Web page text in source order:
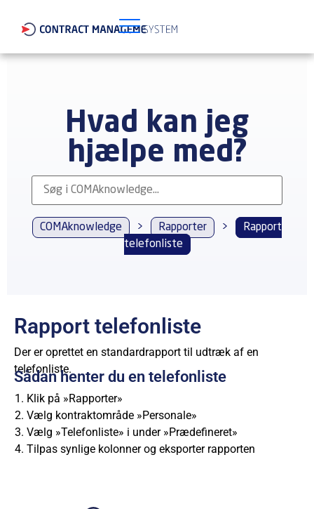
Hvad kan jeg
hjælpe med?
COMAknowledge > Rapporter >
Rapport
telefonliste
Rapport telefonliste
Der er oprettet en standardrapport til udtræk af en
telefonliste.
Sådan henter du en telefonliste
Klik på »Rapporter»
Vælg kontraktområde »Personale»
Vælg »Telefonliste» i under »Prædefineret»
Tilpas synlige kolonner og eksporter rapporten